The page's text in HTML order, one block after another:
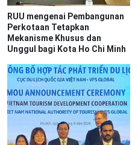
RUU mengenai Pembangunan
Perkotaan Tetapkan
Mekanisme Khusus dan
Unggul bagi Kota Ho Chi Minh